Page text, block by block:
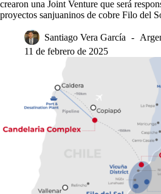
crearon una Joint Venture que será
proyectos sanjuaninos de cobre Filo del
Santiago Vera García
11 de febrero de 2025